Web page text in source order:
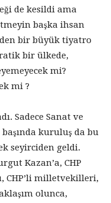
de kesildi ama
başka ihsan
bir büyük tiyatro
bir ülkede,
mi?
mi ?
Sadece Sanat ve
kuruluş da bu
seyirciden geldi.
Kazan’a, CHP
CHP’li milletvekilleri,
olunca,